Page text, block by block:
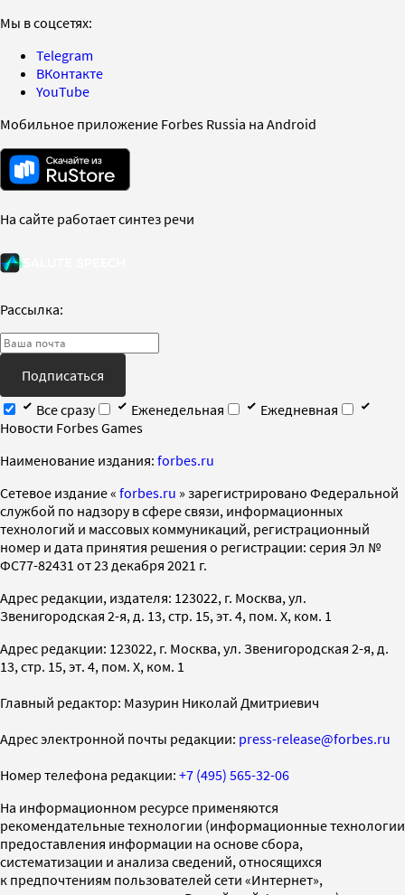
Мы в соцсетях:
Telegram
ВКонтакте
YouTube
Мобильное приложение Forbes Russia на Android
На сайте работает синтез речи
Рассылка:
Подписаться
Все сразу
Еженедельная
Ежедневная
Новости Forbes Games
Наименование издания: forbes.ru
Cетевое издание « forbes.ru » зарегистрировано Федеральной
службой по надзору в сфере связи, информационных
технологий и массовых коммуникаций, регистрационный
номер и дата принятия решения о регистрации: серия Эл №
ФС77-82431 от 23 декабря 2021 г.
Адрес редакции, издателя: 123022, г. Москва, ул.
Звенигородская 2-я, д. 13, стр. 15, эт. 4, пом. X, ком. 1
Адрес редакции: 123022, г. Москва, ул. Звенигородская 2-я, д.
13, стр. 15, эт. 4, пом. X, ком. 1
Главный редактор: Мазурин Николай Дмитриевич
Адрес электронной почты редакции: press-release@forbes.ru
Номер телефона редакции: +7 (495) 565-32-06
На информационном ресурсе применяются
рекомендательные технологии (информационные технологии
предоставления информации на основе сбора,
систематизации и анализа сведений, относящихся
к предпочтениям пользователей сети «Интернет»,